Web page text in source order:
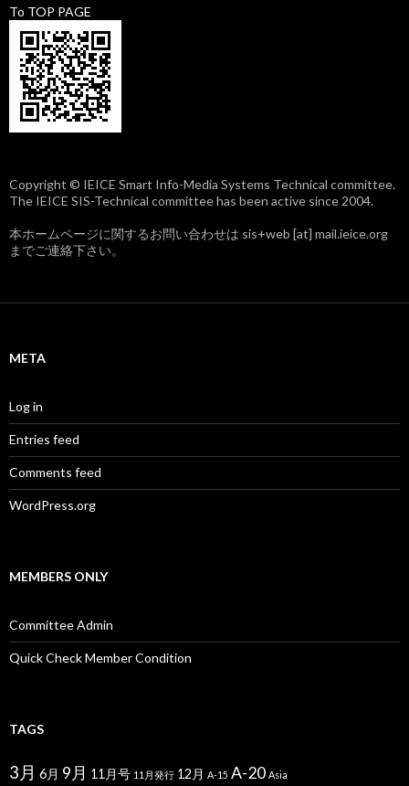
To TOP PAGE
Copyright © IEICE Smart Info-Media Systems Technical committee.
The IEICE SIS-Technical committee has been active since 2004.
本ホームページに関するお問い合わせは sis+web [at] mail.ieice.org
までご連絡下さい。
META
Log in
Entries feed
Comments feed
WordPress.org
MEMBERS ONLY
Committee Admin
Quick Check Member Condition
TAGS
3月 6月 9月 11月号 11月発行 12月 A-15 A-20 Asia